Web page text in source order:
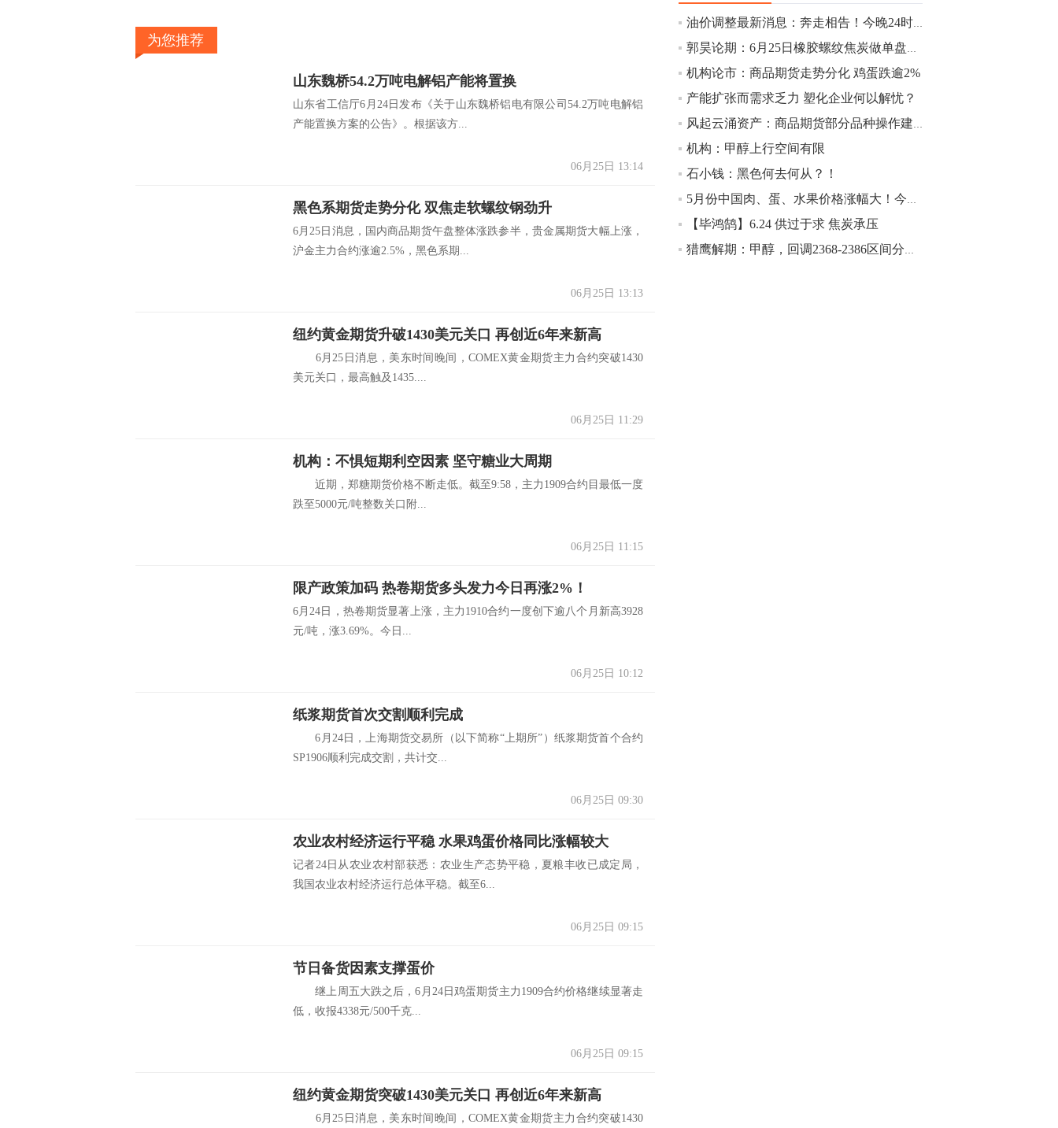
为您推荐
山东魏桥54.2万吨电解铝产能将置换
山东省工信厅6月24日发布《关于山东魏桥铝电有限公司54.2万吨电解铝
产能置换方案的公告》。根据该方...
06月25日 13:14
黑色系期货走势分化 双焦走软螺纹钢劲升
6月25日消息，国内商品期货午盘整体涨跌参半，贵金属期货大幅上涨，
沪金主力合约涨逾2.5%，黑色系期...
06月25日 13:13
纽约黄金期货升破1430美元关口 再创近6年来新高
6月25日消息，美东时间晚间，COMEX黄金期货主力合约突破1430
美元关口，最高触及1435....
06月25日 11:29
机构：不惧短期利空因素 坚守糖业大周期
近期，郑糖期货价格不断走低。截至9:58，主力1909合约目最低一度
跌至5000元/吨整数关口附...
06月25日 11:15
限产政策加码 热卷期货多头发力今日再涨2%！
6月24日，热卷期货显著上涨，主力1910合约一度创下逾八个月新高3928
元/吨，涨3.69%。今日...
06月25日 10:12
纸浆期货首次交割顺利完成
6月24日，上海期货交易所（以下简称“上期所”）纸浆期货首个合约
SP1906顺利完成交割，共计交...
06月25日 09:30
农业农村经济运行平稳 水果鸡蛋价格同比涨幅较大
记者24日从农业农村部获悉：农业生产态势平稳，夏粮丰收已成定局，
我国农业农村经济运行总体平稳。截至6...
06月25日 09:15
节日备货因素支撑蛋价
继上周五大跌之后，6月24日鸡蛋期货主力1909合约价格继续显著走
低，收报4338元/500千克...
06月25日 09:15
纽约黄金期货突破1430美元关口 再创近6年来新高
6月25日消息，美东时间晚间，COMEX黄金期货主力合约突破1430
10:43
【行情】芝加哥11月大豆期货跌0.4%，12
月玉米期货跌1%。
10:43
【行情】油脂油料期货表现抢眼，豆二期
2.5%，棕榈油涨近2%，菜粕涨1.54%。
10:17
【研报精选】国内期货机构对8月5日的原
油期货走势预测
油价调整最新消息：奔走相告！今晚24时全国统一下调油价，明天再去加油...
郭昊论期：6月25日橡胶螺纹焦炭做单盘前观点
机构论市：商品期货走势分化 鸡蛋跌逾2%
产能扩张而需求乏力 塑化企业何以解忧？
风起云涌资产：商品期货部分品种操作建议（螺纹，沪铜，豆粕，白糖）
机构：甲醇上行空间有限
石小钱：黑色何去何从？！
5月份中国肉、蛋、水果价格涨幅大！今日（6.24）期市重要事件盘点以及未来事件提醒
【毕鸿鹄】6.24 供过于求 焦炭承压
猎鹰解期：甲醇，回调2368-2386区间分批进场多单